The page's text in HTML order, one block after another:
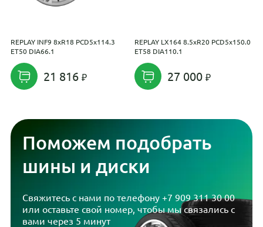
REPLAY INF9 8xR18 PCD5x114.3
ET50 DIA66.1
21 816
REPLAY LX164 8.5xR20 PCD5x150.0
ET58 DIA110.1
27 000
Поможем подобрать
шины и диски
Свяжитесь с нами по телефону +7 909 311 30 00
или оставьте свой номер, чтобы мы связались с
вами через 5 минут